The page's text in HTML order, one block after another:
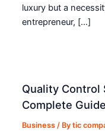
luxury but a
entrepreneur, […]
Quality Control
Complete Guide
Business / Bytic